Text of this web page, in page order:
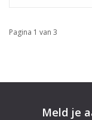
Pagina 1 van 3
Meld je